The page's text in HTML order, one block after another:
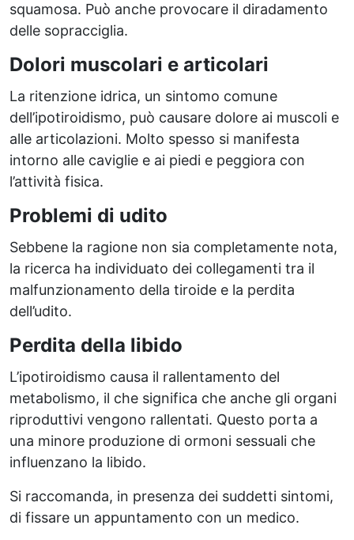
squamosa. Può anche provocare il diradamento
delle sopracciglia.
Dolori muscolari e articolari
La ritenzione idrica, un sintomo comune
dell’ipotiroidismo, può causare dolore ai muscoli e
alle articolazioni. Molto spesso si manifesta
intorno alle caviglie e ai piedi e peggiora con
l’attività fisica.
Problemi di udito
Sebbene la ragione non sia completamente nota,
la ricerca ha individuato dei collegamenti tra il
malfunzionamento della tiroide e la perdita
dell’udito.
Perdita della libido
L’ipotiroidismo causa il rallentamento del
metabolismo, il che significa che anche gli organi
riproduttivi vengono rallentati. Questo porta a
una minore produzione di ormoni sessuali che
influenzano la libido.
Si raccomanda, in presenza dei suddetti sintomi,
di fissare un appuntamento con un medico.